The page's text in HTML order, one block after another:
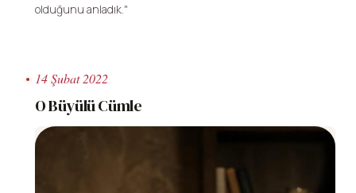
olduğunu anladık."
14 Şubat 2022
O Büyülü Cümle